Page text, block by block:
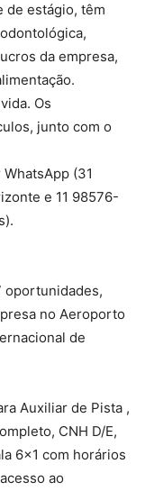
de estágio, têm
da empresa,
Os
junto com o
(31
e 11 98576-
oportunidades,
no Aeroporto
de
Auxiliar de Pista ,
CNH D/E,
6×1 com horários
ao